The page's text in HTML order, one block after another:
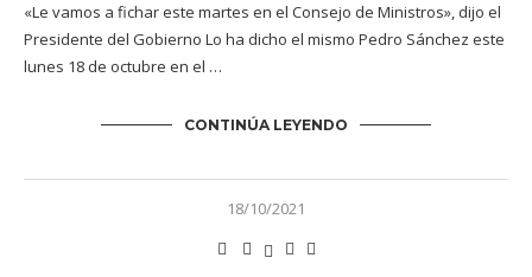
«Le vamos a fichar este martes en el Consejo de Ministros», dijo el
Presidente del Gobierno Lo ha dicho el mismo Pedro Sánchez este
lunes 18 de octubre en el …
CONTINÚA LEYENDO
18/10/2021